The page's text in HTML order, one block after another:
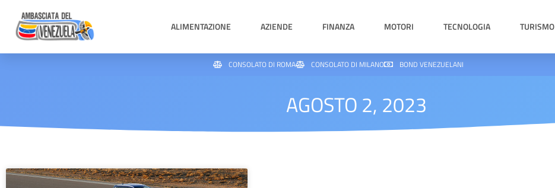
ALIMENTAZIONE AZIENDE FINANZA MOTORI TECNOLOGIA TURISMO
CONSOLATO DI ROMA CONSOLATO DI MILANO BOND VENEZUELANI
AGOSTO 2, 2023